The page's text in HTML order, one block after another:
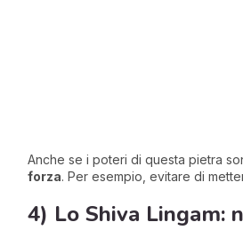
Anche se i poteri di questa pietra
forza. Per esempio, evitare di
4) Lo Shiva Lingam: